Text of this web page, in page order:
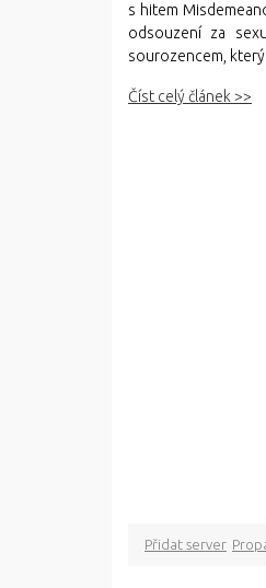
s hitem
odsouzení za
sourozencem, který
Číst celý článek >>
Přidat server